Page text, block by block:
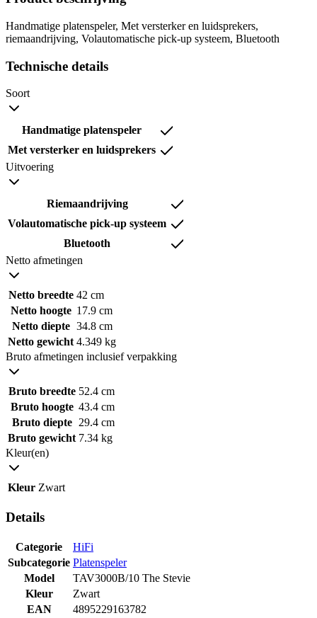
Handmatige platenspeler, Met versterker en luidsprekers,
riemaandrijving, Volautomatische pick-up systeem, Bluetooth
Technische details
Soort
Handmatige platenspeler
Met versterker en luidsprekers
Uitvoering
Riemaandrijving
Volautomatische pick-up systeem
Bluetooth
Netto afmetingen
Netto breedte 42 cm
Netto hoogte 17.9 cm
Netto diepte 34.8 cm
Netto gewicht 4.349 kg
Bruto afmetingen inclusief verpakking
Bruto breedte 52.4 cm
Bruto hoogte 43.4 cm
Bruto diepte
29.4 cm
Bruto gewicht 7.34 kg
Kleur(en)
Kleur Zwart
Details
Categorie
HiFi
Subcategorie Platenspeler
Model
TAV3000B/10 The Stevie
Kleur
Zwart
EAN
4895229163782